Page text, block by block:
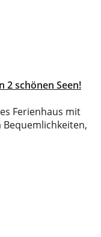
2 schönen Seen!
Ferienhaus mit